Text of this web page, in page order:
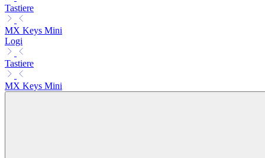
Tastiere
MX Keys Mini
Logi
Tastiere
MX Keys Mini